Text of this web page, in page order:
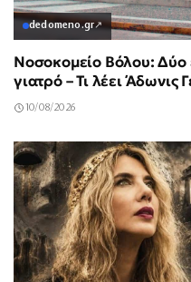
dedomeno.gr↗
Νοσοκομείο Βόλου: Δύο
γιατρό – Τι λέει Άδωνις
10/08/2026